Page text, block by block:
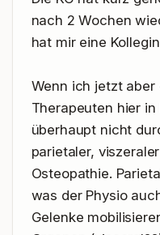
nach 2 Wochen
hat mir eine
Wenn ich jetzt aber
Therapeuten hier
überhaupt nicht
parietaler,
Osteopathie.
was der Physio
Gelenke